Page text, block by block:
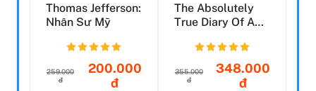
Thomas Jefferson:
Nhân Sư Mỹ
259.000
đ
200.000
đ
The Absolutely
True Diary Of A
355.000
đ
348.000
đ